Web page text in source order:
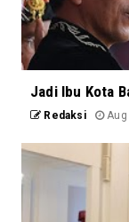
Jadi Ibu Kota
Redaksi Aug